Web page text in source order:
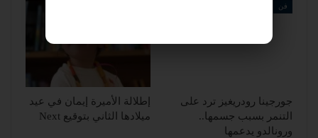
فن
جورجينا رودريغيز ترد على
التنمر بسبب جسمها..
ورونالدو يدعمها
إطلالة الأميرة إيمان في عيد
ميلادها الثاني بتوقيع Next